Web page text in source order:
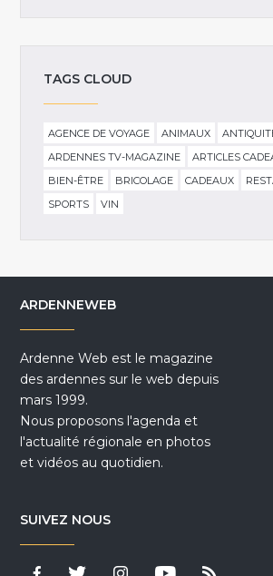
TAGS CLOUD
AGENCE DE VOYAGE ANIMAUX
ARDENNES TV-MAGAZINE
ARTICLES
BIEN-ÊTRE
BRICOLAGE CADEAUX
SPORTS
VIN
ARDENNEWEB
Ardenne Web est le magazine
des ardennes sur le web depuis
mars 1999.
Nous proposons l'agenda et
l'actualité régionale en photos
et vidéos au quotidien.
SUIVEZ NOUS